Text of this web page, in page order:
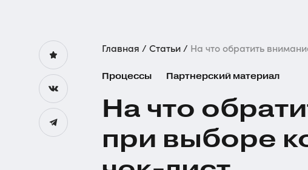
Главная Статьи На что обратить
Процессы Партнерский материал
На что
при выборе